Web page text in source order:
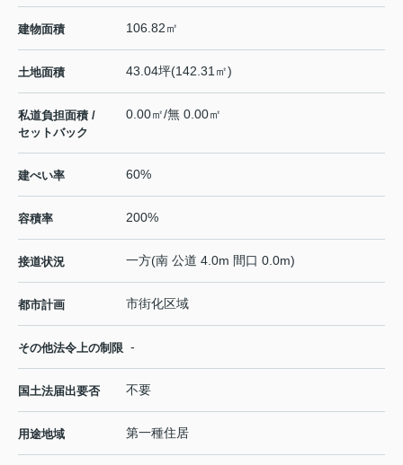
建物面積 106.82㎡
土地面積 43.04坪(142.31㎡)
私道負担面積 /
セットバック
0.00㎡/無 0.00㎡
建ぺい率 60%
容積率 200%
接道状況 一方(南 公道 4.0m 間口 0.0m)
都市計画 市街化区域
その他法令上の制限 -
国土法届出要否 不要
用途地域 第一種住居